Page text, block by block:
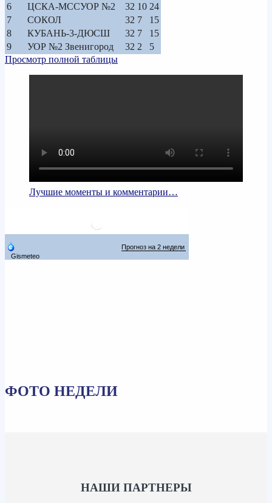
6
ЦСКА-МССУОР №2 32 10 24
7
СОКОЛ 32 7
15
8
КУБАНЬ-3-ДЮСШ 32 7
15
9
УОР №2 Звенигород 32 2
5
Просмотр полной таблицы
Лучшие моменты и комментарии…
ФОТО НЕДЕЛИ
НАШИ ПАРТНЕРЫ